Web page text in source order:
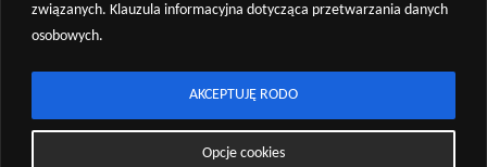
związanych. Klauzula informacyjna dotycząca przetwarzania danych
osobowych.
Opcje cookies
AKCEPTUJĘ RODO
Rzeki
©2026POPDOW